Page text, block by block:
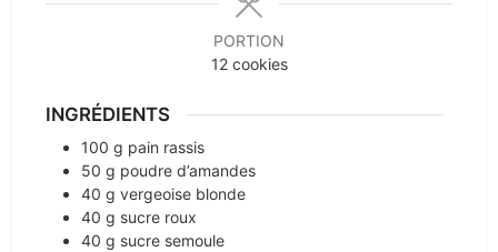
PORTION
12 cookies
INGRÉDIENTS
100 g pain rassis
50 g poudre d’amandes
40 g vergeoise blonde
40 g sucre roux
40 g sucre semoule